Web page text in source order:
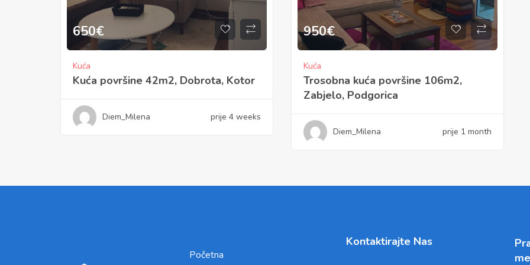
650€
Kuća
Kuća površine 42m2, Dobrota, Kotor
Diem_Milena prije 4 weeks
950€
Kuća
Trosobna kuća površine 106m2,
Zabjelo, Podgorica
Diem_Milena prije 1 month
Početna
Kontaktirajte Nas